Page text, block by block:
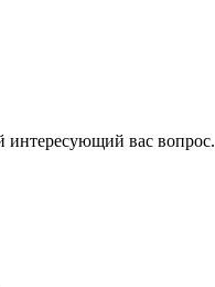
интересующий вас вопрос.